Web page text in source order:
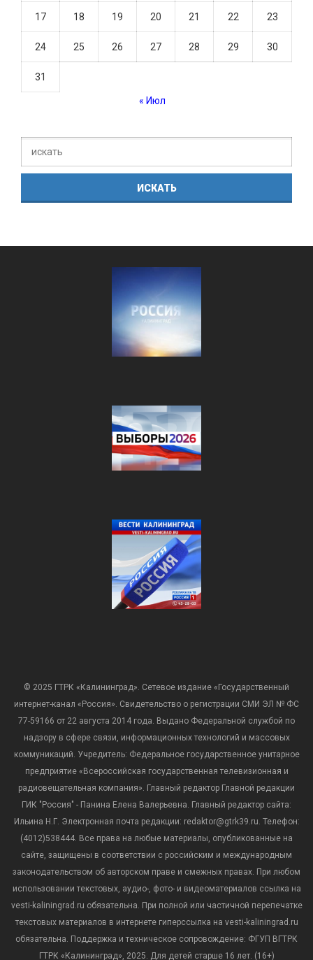
17 18 19 20 21 22 23
24 25 26 27 28 29 30
31
« Июл
© 2025 ГТРК «Калининград». Сетевое издание «Государственный
интернет-канал «Россия». Свидетельство о регистрации СМИ ЭЛ № ФС
77-59166 от 22 августа 2014 года. Выдано Федеральной службой по
надзору в сфере связи, информационных технологий и массовых
коммуникаций. Учредитель: Федеральное государственное унитарное
предприятие «Всероссийская государственная телевизионная и
радиовещательная компания». Главный редактор Главной редакции
ГИК "Россия" - Панина Елена Валерьевна. Главный редактор сайта:
Ильина Н.Г. Электронная почта редакции: redaktor@gtrk39.ru. Телефон:
(4012)538444. Все права на любые материалы, опубликованные на
сайте, защищены в соответствии с российским и международным
законодательством об авторском праве и смежных правах. При любом
использовании текстовых, аудио-, фото- и видеоматериалов ссылка на
vesti-kaliningrad.ru обязательна. При полной или частичной перепечатке
текстовых материалов в интернете гиперссылка на vesti-kaliningrad.ru
обязательна. Поддержка и техническое сопровождение: ФГУП ВГТРК
ГТРК «Калининград», 2025. Для детей старше 16 лет. (16+)